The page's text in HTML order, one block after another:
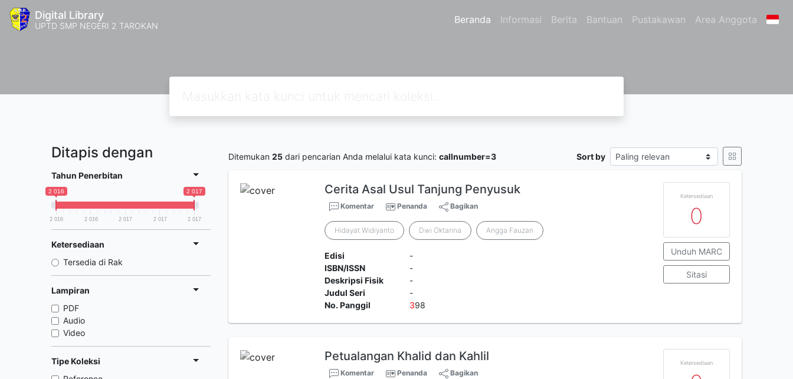
Digital Library
UPTD SMP NEGERI 2 TAROKAN Beranda Informasi Berita Bantuan Pustakawan Area Anggota
Ditapis dengan
Tahun Penerbitan
2 016 2 017
2 016 2 016 2 017 2 017 2 017
Ketersediaan
Tersedia di Rak
Lampiran
PDF
Audio
Video
Tipe Koleksi
Ditemukan 25 dari pencarian Anda melalui kata kunci: callnumber=3 Sort by
Cerita Asal Usul Tanjung Penyusuk
Komentar Penanda Bagikan
Hidayat Widiyanto Dwi Oktarina Angga Fauzan
Edisi
-
ISBN/ISSN
-
Deskripsi Fisik
-
Judul Seri
-
No. Panggil
398
Ketersediaan
0
Unduh MARC
Sitasi
Petualangan Khalid dan Kahlil
Komentar Penanda Bagikan
Ketersediaan